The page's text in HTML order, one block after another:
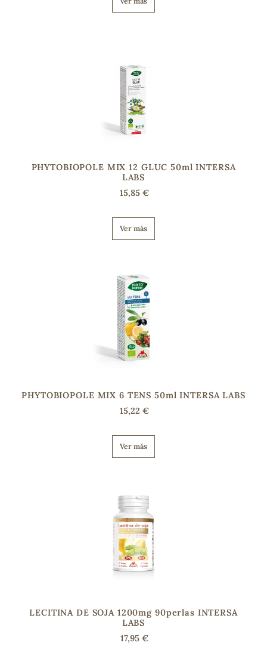
PHYTOBIOPOLE MIX 12 GLUC 50ml INTERSA
LABS
15,85 €
Ver más
PHYTOBIOPOLE MIX 6 TENS 50ml INTERSA LABS
15,22 €
Ver más
LECITINA DE SOJA 1200mg 90perlas INTERSA
LABS
17,95 €